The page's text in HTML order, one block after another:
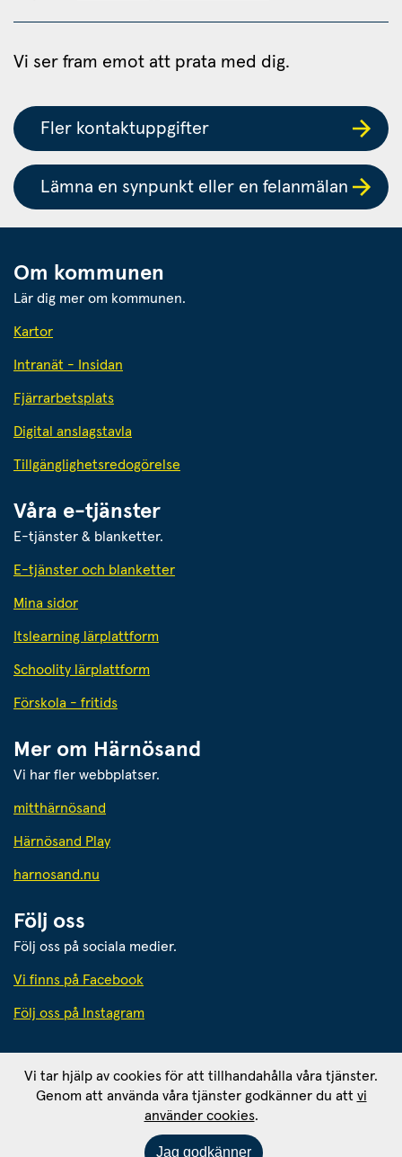
Vi ser fram emot att prata med dig.
Fler kontaktuppgifter
Lämna en synpunkt eller en felanmälan
Om kommunen
Lär dig mer om kommunen.
Kartor
Intranät - Insidan
Fjärrarbetsplats
Digital anslagstavla
Tillgänglighetsredogörelse
Våra e-tjänster
E-tjänster & blanketter.
E-tjänster och blanketter
Mina sidor
Itslearning lärplattform
Schoolity lärplattform
Förskola - fritids
Mer om Härnösand
Vi har fler webbplatser.
mitthärnösand
Härnösand Play
harnosand.nu
Följ oss
Följ oss på sociala medier.
Vi finns på Facebook
Följ oss på Instagram
871 80 Härnösand. Org. nr: 212000-2403
Ansvarig utgivare:
Kommunikationschef Tomas Wahlund
RSS - prenumerera
Vi tar hjälp av cookies för att tillhandahålla våra tjänster.
Genom att använda våra tjänster godkänner du att vi
använder cookies.
Jag godkänner